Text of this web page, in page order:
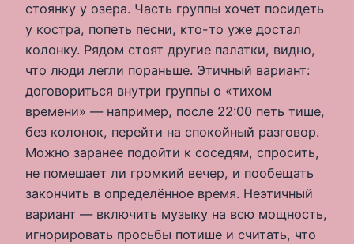
стоянку у озера. Часть группы хочет посидеть
у костра, попеть песни, кто-то уже достал
колонку. Рядом стоят другие палатки, видно,
что люди легли пораньше. Этичный вариант:
договориться внутри группы о «тихом
времени» — например, после 22:00 петь тише,
без колонок, перейти на спокойный разговор.
Можно заранее подойти к соседям, спросить,
не помешает ли громкий вечер, и пообещать
закончить в определённое время. Неэтичный
вариант — включить музыку на всю мощность,
игнорировать просьбы потише и считать, что